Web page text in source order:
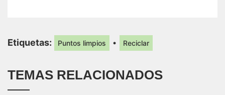
Etiquetas: Puntos limpios • Reciclar
TEMAS RELACIONADOS